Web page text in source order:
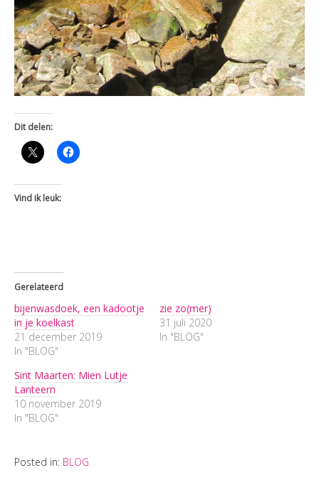
Dit delen:
Vind ik leuk:
Gerelateerd
bijenwasdoek, een kadootje
in je koelkast
21 december 2019
In "BLOG"
zie zo(mer)
31 juli 2020
In "BLOG"
Sint Maarten: Mien Lutje
Lanteern
10 november 2019
In "BLOG"
Posted in: BLOG